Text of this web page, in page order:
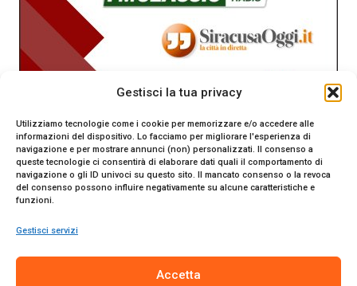
Gestisci la tua privacy
Utilizziamo tecnologie come i cookie per memorizzare e/o accedere alle
informazioni del dispositivo. Lo facciamo per migliorare l'esperienza di
navigazione e per mostrare annunci (non) personalizzati. Il consenso a
queste tecnologie ci consentirà di elaborare dati quali il comportamento di
navigazione o gli ID univoci su questo sito. Il mancato consenso o la revoca
del consenso possono influire negativamente su alcune caratteristiche e
funzioni.
Gestisci servizi
Accetta
Tribunale di Siracusa. Direttore responsabile Gianni Catania.